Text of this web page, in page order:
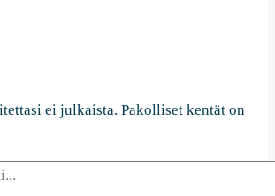
ei julkaista. Pakolliset kentät on